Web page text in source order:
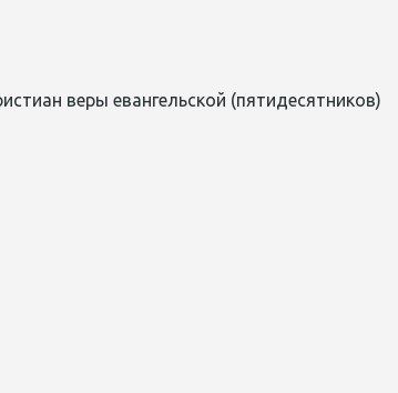
веры евангельской (пятидесятников)